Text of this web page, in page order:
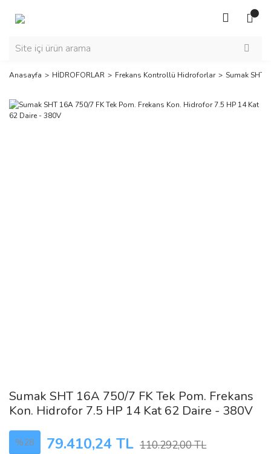
Anasayfa HİDROFORLAR Frekans Kontrollü Hidroforlar Sumak SHT
Sumak SHT 16A 750/7 FK Tek Pom. Frekans
Kon. Hidrofor 7.5 HP 14 Kat 62 Daire - 380V
%28 79.410,24 TL 110.292,00 TL